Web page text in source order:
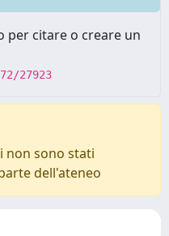
per citare o creare un
27923
non sono stati
dell'ateneo